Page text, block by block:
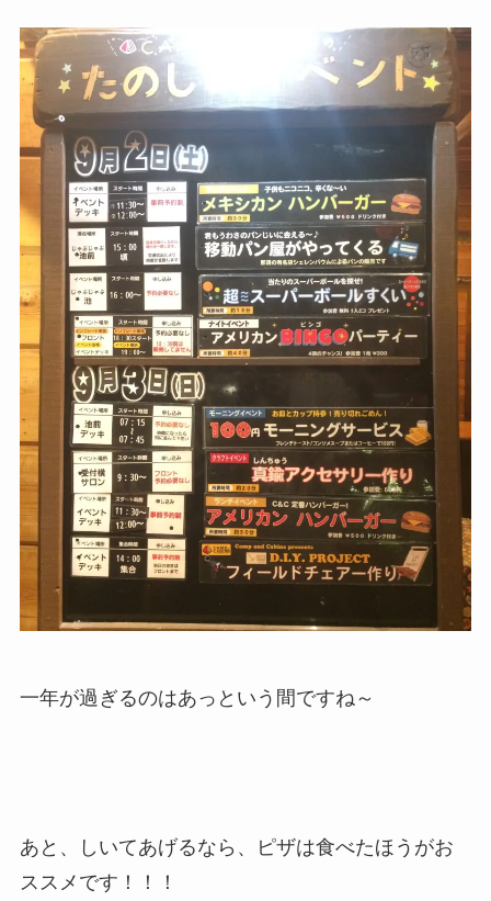
一年が過ぎるのはあっという間ですね～
あと、しいてあげるなら、ピザは食べたほうがお
ススメです！！！